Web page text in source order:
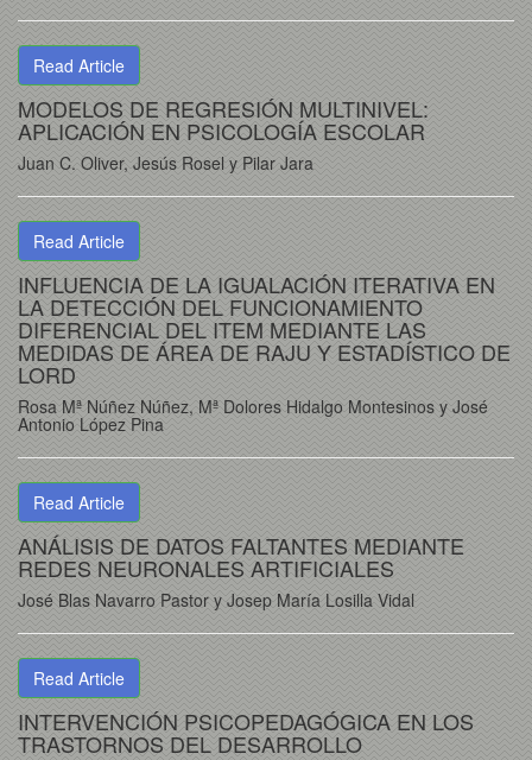
Read Article
MODELOS DE REGRESIÓN MULTINIVEL:
APLICACIÓN EN PSICOLOGÍA ESCOLAR
Juan C. Oliver, Jesús Rosel y Pilar Jara
Read Article
INFLUENCIA DE LA IGUALACIÓN ITERATIVA EN
LA DETECCIÓN DEL FUNCIONAMIENTO
DIFERENCIAL DEL ITEM MEDIANTE LAS
MEDIDAS DE ÁREA DE RAJU Y ESTADÍSTICO DE
LORD
Rosa Mª Núñez Núñez, Mª Dolores Hidalgo Montesinos y José
Antonio López Pina
Read Article
ANÁLISIS DE DATOS FALTANTES MEDIANTE
REDES NEURONALES ARTIFICIALES
José Blas Navarro Pastor y Josep María Losilla Vidal
Read Article
INTERVENCIÓN PSICOPEDAGÓGICA EN LOS
TRASTORNOS DEL DESARROLLO